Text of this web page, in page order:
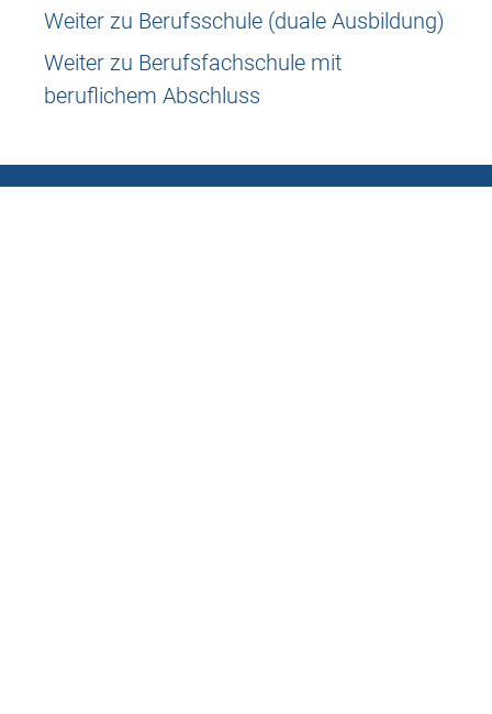
Weiter zu Berufsschule (duale Ausbildung)
Weiter zu Berufsfachschule mit
beruflichem Abschluss